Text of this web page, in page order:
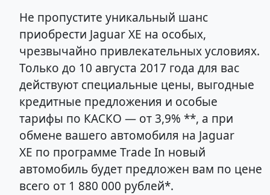
Не пропустите уникальный шанс
приобрести Jaguar XE на особых,
чрезвычайно привлекательных условиях.
Только до 10 августа 2017 года для вас
действуют специальные цены, выгодные
кредитные предложения и особые
тарифы по КАСКО — от 3,9% **, а при
обмене вашего автомобиля на Jaguar
XE по программе Trade In новый
автомобиль будет предложен вам по цене
всего от 1 880 000 рублей*.